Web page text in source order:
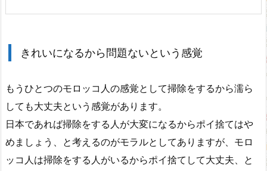
きれいになるから問題ないという感覚
もうひとつのモロッコ人の感覚として掃除をするから濡ら
しても大丈夫という感覚があります。
日本であれば掃除をする人が大変になるからポイ捨てはや
めましょう、と考えるのがモラルとしてありますが、モロ
ッコ人は掃除をする人がいるからポイ捨てして大丈夫、と